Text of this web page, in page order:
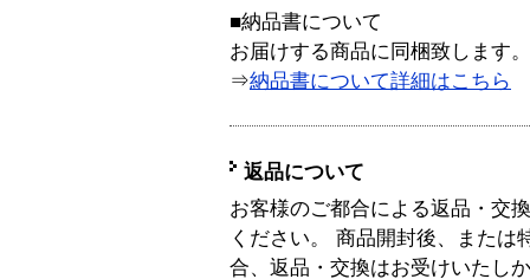
■納品書について
お届けする商品に同梱致します。
⇒納品書について詳細はこちら
返品について
お客様のご都合による返品・交
ください。 商品開封後、または
合、返品・交換はお受けいたし